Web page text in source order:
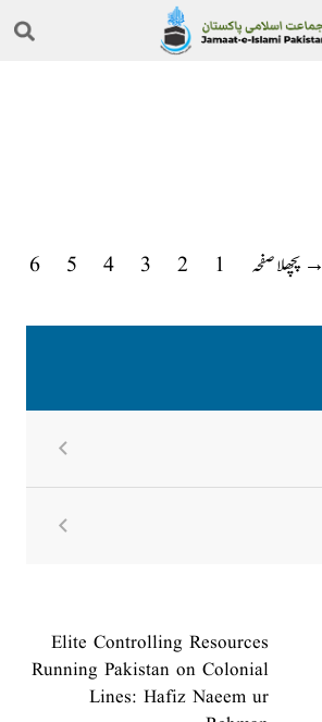
→ پچھلا صفحہ 1
2
3
4
5
6
Elite Controlling Resources
Running Pakistan on Colonial
Lines: Hafiz Naeem ur